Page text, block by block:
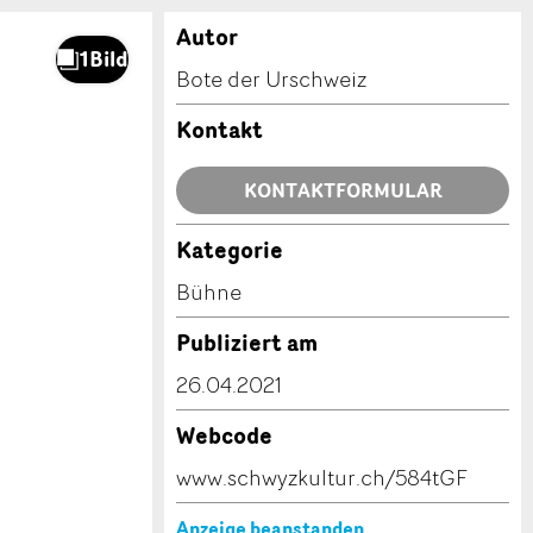
Autor
Bote der Urschweiz
Kontakt
KONTAKTFORMULAR
Kategorie
Bühne
Publiziert am
26.04.2021
Webcode
www.schwyzkultur.ch/584tGF